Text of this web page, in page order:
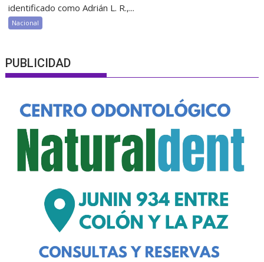
identificado como Adrián L. R.,...
Nacional
PUBLICIDAD